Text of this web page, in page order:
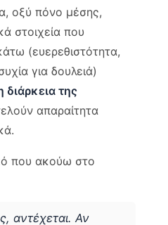
οξύ πόνο μέσης,
στοιχεία που
(ευερεθιστότητα,
για δουλειά)
διάρκεια της
απαραίτητα
που ακούω στο
αντέχεται. Αν